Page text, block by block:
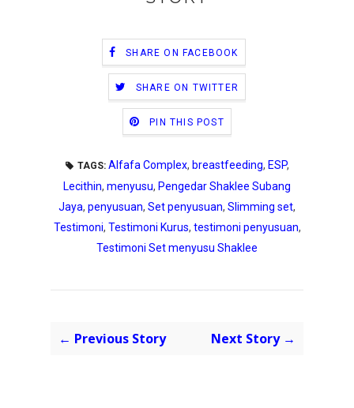
SHARE ON FACEBOOK
SHARE ON TWITTER
PIN THIS POST
TAGS: Alfafa Complex, breastfeeding, ESP,
Lecithin, menyusu, Pengedar Shaklee Subang
Jaya, penyusuan, Set penyusuan, Slimming set,
Testimoni, Testimoni Kurus, testimoni penyusuan,
Testimoni Set menyusu Shaklee
← Previous Story Next Story →